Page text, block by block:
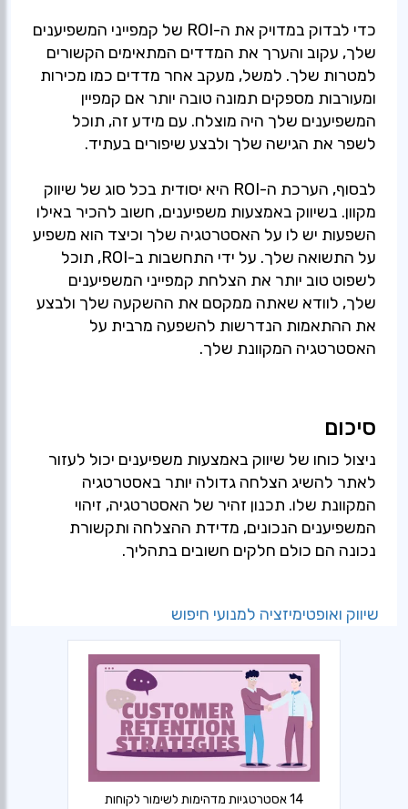
כדי לבדוק במדויק את ה-ROI של קמפייני המשפיענים
שלך, עקוב והערך את המדדים המתאימים הקשורים
למטרות שלך. למשל, מעקב אחר מדדים כמו מכירות
ומעורבות מספקים תמונה טובה יותר אם קמפיין
המשפיענים שלך היה מוצלח. עם מידע זה, תוכל
לבסוף, הערכת ה-ROI היא יסודית בכל סוג של שיווק
מקוון. בשיווק באמצעות משפיענים, חשוב להכיר באילו
השפעות יש לו על האסטרטגיה שלך וכיצד הוא משפיע
על התשואה שלך. על ידי התחשבות ב-ROI, תוכל
לשפוט טוב יותר את הצלחת קמפייני המשפיענים
שלך, לוודא שאתה ממקסם את ההשקעה שלך ולבצע
את ההתאמות הנדרשות להשפעה מרבית על
האסטרטגיה המקוונת שלך.
סיכום
ניצול כוחו של שיווק באמצעות משפיענים יכול לעזור
לאתר להשיג הצלחה גדולה יותר באסטרטגיה
המקוונת שלו. תכנון זהיר של האסטרטגיה, זיהוי
המשפיענים הנכונים, מדידת ההצלחה ותקשורת
נכונה הם כולם חלקים חשובים בתהליך.
שיווק ואופטימיזציה למנועי חיפוש
14 אסטרטגיות מדהימות לשימור לקוחות